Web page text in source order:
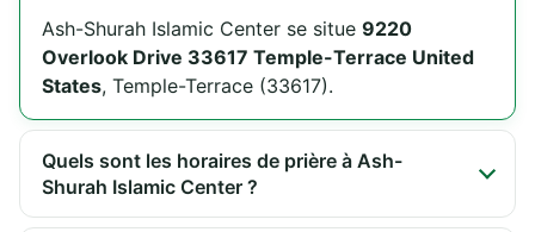
Ash-Shurah Islamic Center se situe 9220
Overlook Drive 33617 Temple-Terrace United
States, Temple-Terrace (33617).
Quels sont les horaires de prière à Ash-
Shurah Islamic Center ?